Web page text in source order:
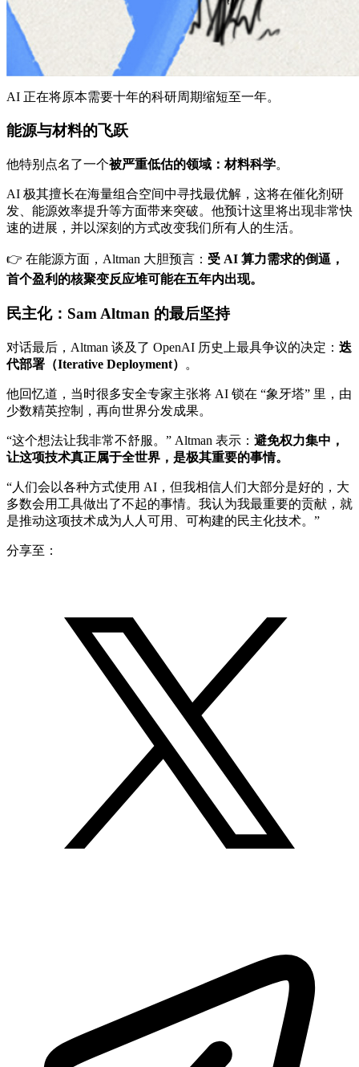
AI 正在将原本需要十年的科研周期缩短至一年。
能源与材料的飞跃
他特别点名了一个被严重低估的领域：材料科学。
AI 极其擅长在海量组合空间中寻找最优解，这将在催化剂研
发、能源效率提升等方面带来突破。他预计这里将出现非常快
速的进展，并以深刻的方式改变我们所有人的生活。
👉 在能源方面，Altman 大胆预言： 受 AI 算力需求的倒逼，
首个盈利的核聚变反应堆可能在五年内出现。
民主化：Sam Altman 的最后坚持
对话最后，Altman 谈及了 OpenAI 历史上最具争议的决定： 迭
代部署（Iterative Deployment）
。
他回忆道，当时很多安全专家主张将 AI 锁在 “象牙塔” 里，由
少数精英控制，再向世界分发成果。
“这个想法让我非常不舒服。” Altman 表示： 避免权力集中，
让这项技术真正属于全世界，是极其重要的事情。
“人们会以各种方式使用 AI，但我相信人们大部分是好的，大
多数会用工具做出了不起的事情。我认为我最重要的贡献，就
是推动这项技术成为人人可用、可构建的民主化技术。”
分享至：